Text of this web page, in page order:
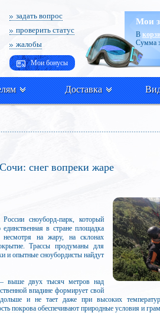
Мои
В
Сумма
задать вопрос
проверить статус
жалобы
Мои бонусы
Доставка
снег вопреки жаре
сноуборд‑парк, который
в стране площадка
на жару, на склонах
Трассы продуманы для
и опытные сноубордисты найдут
выше двух тысяч метров над
впадине формирует свой
дольше и не тает даже при высоких
покрова обеспечивают природные условия и